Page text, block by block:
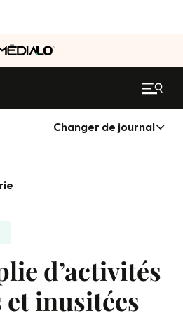
Changer de journal
d’activités
inusitées